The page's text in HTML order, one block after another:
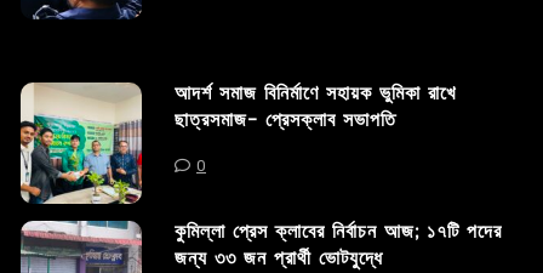
আদর্শ সমাজ বিনির্মাণে সহায়ক ভুমিকা রাখে
ছাত্রসমাজ- প্রেসক্লাব সভাপতি
0
কুমিল্লা প্রেস ক্লাবের নির্বাচন আজ; ১৭টি পদের
জন্য ৩৩ জন প্রার্থী ভোটযুদ্ধে